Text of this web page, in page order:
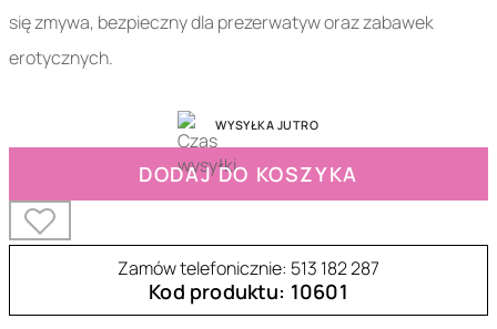
się zmywa, bezpieczny dla prezerwatyw oraz zabawek
erotycznych.
WYSYŁKA JUTRO
DODAJ DO KOSZYKA
Zamów telefonicznie: 513 182 287
Kod produktu: 10601